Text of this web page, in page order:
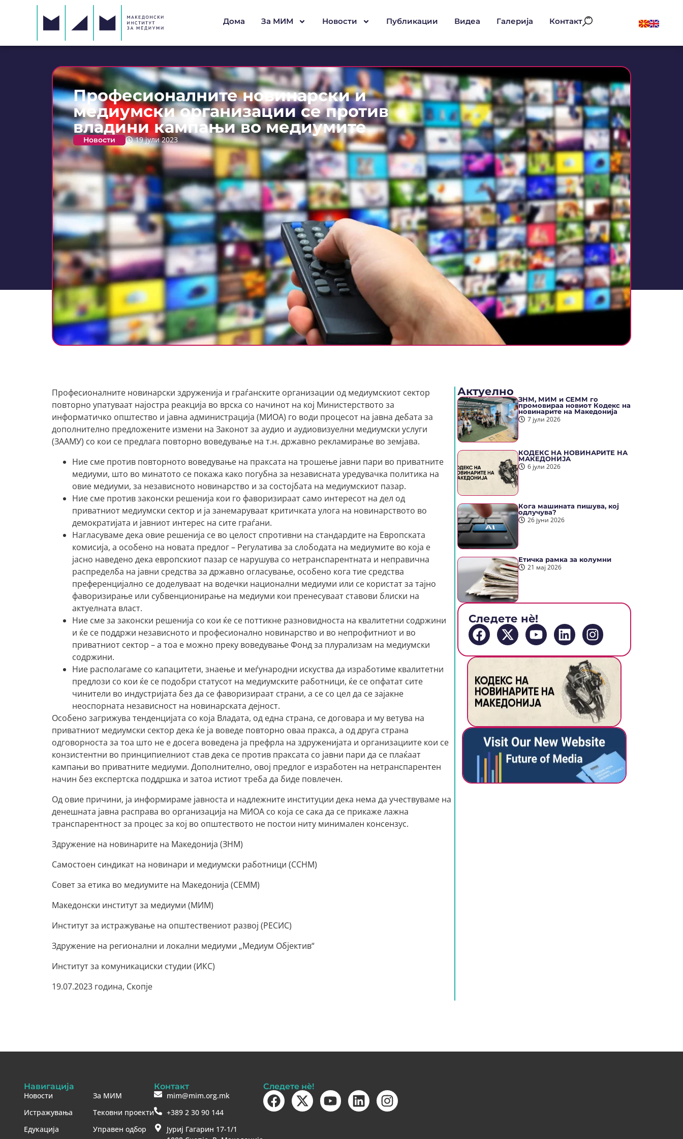
Дома За МИМ Новости Публикации Видеа Галерија Контакт
Професионалните новинарски и
медиумски организации се против
владини кампањи во медиумите
Новости 19 јули 2023
Професионалните новинарски здруженија и граѓанските организации од медиумскиот сектор
повторно упатуваат најостра реакција во врска со начинот на кој Министерството за
информатичко општество и јавна администрација (МИОА) го води процесот на јавна дебата за
дополнително предложените измени на Законот за аудио и аудиовизуелни медиумски услуги
(ЗААМУ) со кои се предлага повторно воведување на т.н. државно рекламирање во земјава.
Ние сме против повторното воведување на праксата на трошење јавни пари во приватните
медиуми, што во минатото се покажа како погубна за независната уредувачка политика на
овие медиуми, за независното новинарство и за состојбата на медиумскиот пазар.
Ние сме против законски решенија кои го фаворизираат само интересот на дел од
приватниот медиумски сектор и ја занемаруваат критичката улога на новинарството во
демократијата и јавниот интерес на сите граѓани.
Нагласуваме дека овие решенија се во целост спротивни на стандардите на Европската
комисија, а особено на новата предлог – Регулатива за слободата на медиумите во која е
јасно наведено дека европскиот пазар се нарушува со нетранспарентната и неправична
распределба на јавни средства за државно огласување, особено кога тие средства
преференцијално се доделуваат на водечки национални медиуми или се користат за тајно
фаворизирање или субвенционирање на медиуми кои пренесуваат ставови блиски на
актуелната власт.
Ние сме за законски решенија со кои ќе се поттикне разновидноста на квалитетни содржини
и ќе се поддржи независното и професионално новинарство и во непрофитниот и во
приватниот сектор – а тоа е можно преку воведување Фонд за плурализам на медиумски
содржини.
Ние располагаме со капацитети, знаење и меѓународни искуства да изработиме квалитетни
предлози со кои ќе се подобри статусот на медиумските работници, ќе се опфатат сите
чинители во индустријата без да се фаворизираат страни, а се со цел да се зајакне
неоспорната независност на новинарската дејност.
Особено загрижува тенденцијата со која Владата, од една страна, се договара и му ветува на
приватниот медиумски сектор дека ќе ја воведе повторно оваа пракса, а од друга страна
одговорноста за тоа што не е досега воведена ја префрла на здруженијата и организациите кои се
конзистентни во принципиелниот став дека се против праксата со јавни пари да се плаќаат
кампањи во приватните медиуми. Дополнително, овој предлог е изработен на нетранспарентен
начин без експертска поддршка и затоа истиот треба да биде повлечен.
Од овие причини, ја информираме јавноста и надлежните институции дека нема да учествуваме на
денешната јавна расправа во организација на МИОА со која се сака да се прикаже лажна
транспарентност за процес за кој во општеството не постои ниту минимален консензус.
Здружение на новинарите на Македонија (ЗНМ)
Самостоен синдикат на новинари и медиумски работници (ССНМ)
Совет за етика во медиумите на Македонија (СЕММ)
Македонски институт за медиуми (МИМ)
Институт за истражување на општествениот развој (РЕСИС)
Здружение на регионални и локални медиуми „Медиум Објектив“
Институт за комуникациски студии (ИКС)
19.07.2023 година, Скопје
Актуелно
ЗНМ, МИМ и СЕММ го
промовираа новиот Кодекс на
новинарите на Македонија
7 јули 2026
КОДЕКС НА НОВИНАРИТЕ НА
МАКЕДОНИЈА
6 јули 2026
Кога машината пишува, кој
одлучува?
26 јуни 2026
Етичка рамка за колумни
21 мај 2026
Следете нè!
Навигација
Новости
Истражувања
Едукација
За МИМ
Тековни проекти
Управен одбор
Контакт
mim@mim.org.mk
+389 2 30 90 144
Јуриј Гагарин 17-1/1
Следете нè!